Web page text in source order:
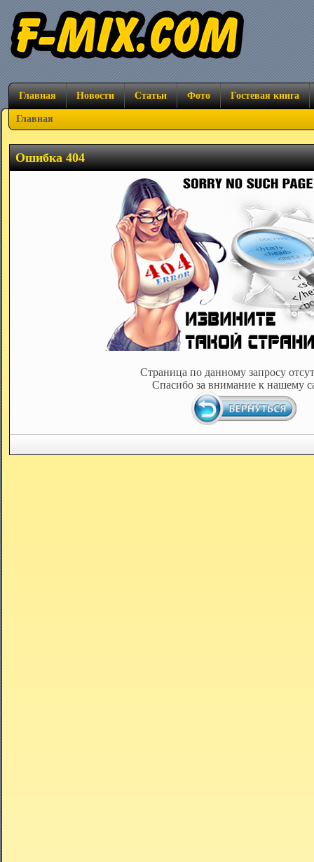
Главная Новости Статьи Фото Гостевая книга
Главная
Ошибка 404
Страница по данному запросу
Спасибо за внимание к нашему